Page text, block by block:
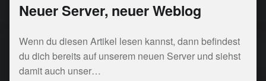
Neuer Server, neuer Weblog
Wenn du diesen Artikel lesen kannst, dann befindest
du dich bereits auf unserem neuen Server und siehst
damit auch unser…